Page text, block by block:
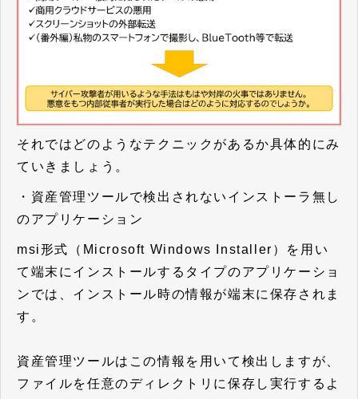
それではどのようなテクニックがあるか具体的にみ
ていきましょう。
・資産管理ツールで検出されないインストーラ無し
のアプリケーション
msi形式（Microsoft Windows Installer）を用い
て端末にインストールするタイプのアプリケーショ
ンでは、インストール時の情報が端末に保存されま
す。
資産管理ツールはこの情報を用いて検出しますが、
ファイルを任意のディレクトリに保存し実行するよ